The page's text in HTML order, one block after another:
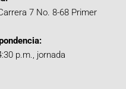
7 No. 8-68 Primer
p.m., jornada